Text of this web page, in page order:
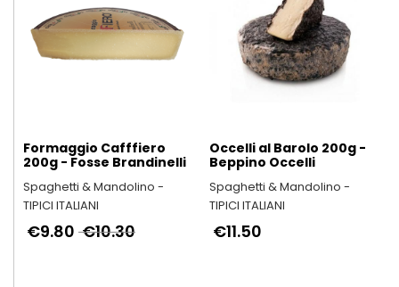
Formaggio Cafffiero
200g - Fosse Brandinelli
Spaghetti & Mandolino -
TIPICI ITALIANI
€10.30
€9.80
Occelli al Barolo 200g -
Beppino Occelli
Spaghetti & Mandolino -
TIPICI ITALIANI
€11.50